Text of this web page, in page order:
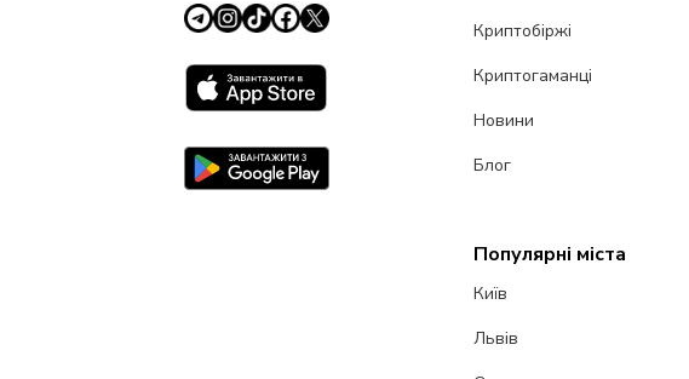
Криптобіржі
Криптогаманці
Новини
Блог
Популярні міста
Київ
Львів